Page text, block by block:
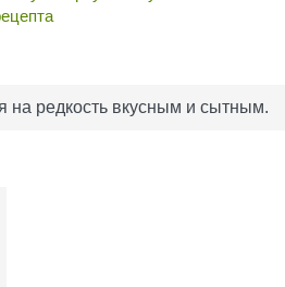
на редкость вкусным и сытным.